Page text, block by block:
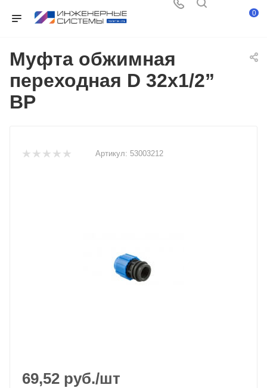
0
Муфта обжимная
переходная D 32х1/2”
ВР
Артикул: 53003212
69,52 руб./шт